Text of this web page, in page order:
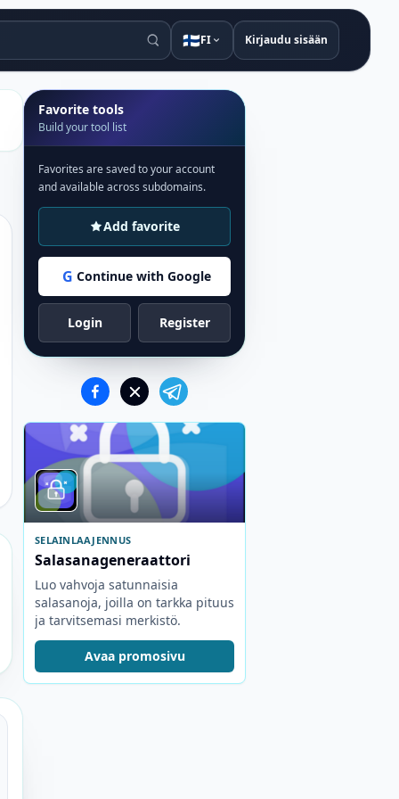
🇫🇮FI Kirjaudu sisään
Favorite tools
Build your tool list
Favorites are saved to your account
and available across subdomains.
Add favorite
G Continue with Google
Login Register
SELAINLAAJENNUS
Salasanageneraattori
Luo vahvoja satunnaisia
salasanoja, joilla on tarkka pituus
ja tarvitsemasi merkistö.
Avaa promosivu